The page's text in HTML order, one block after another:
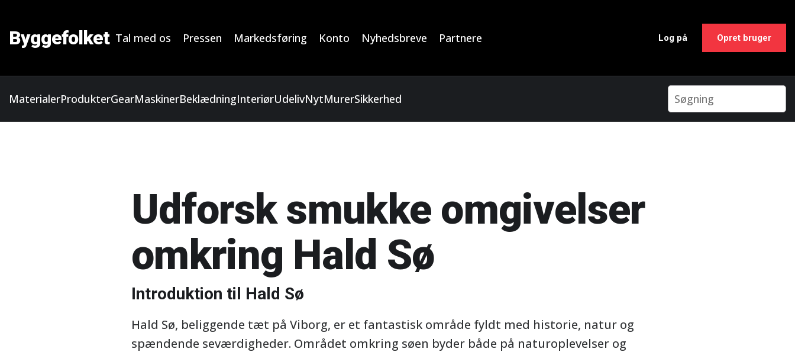
Byggefolket Tal med os Pressen Markedsføring Konto Nyhedsbreve Partnere Log på Opret bruger
MaterialerProdukterGearMaskinerBeklædningInteriørUdelivNytMurerSikkerhed
Udforsk smukke omgivelser
omkring Hald Sø
Introduktion til Hald Sø
Hald Sø, beliggende tæt på Viborg, er et fantastisk område fyldt med historie, natur og
spændende seværdigheder. Området omkring søen byder både på naturoplevelser og